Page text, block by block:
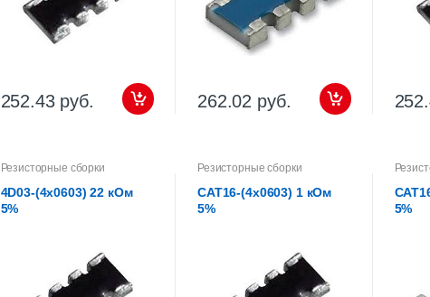
252.43 руб. 262.02 руб.
Резисторные сборки
4D03-(4х0603) 22 кОм
5%
Резисторные сборки
CAT16-(4х0603) 1 кОм
5%
5%